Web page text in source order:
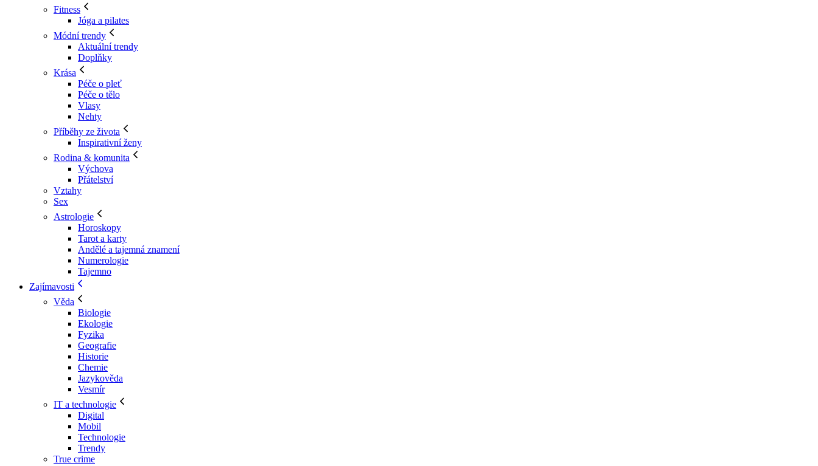
Fitness
Jóga a pilates
Módní trendy
Aktuální trendy
Doplňky
Krása
Péče o pleť
Péče o tělo
Vlasy
Nehty
Příběhy ze života
Inspirativní ženy
Rodina & komunita
Výchova
Přátelství
Vztahy
Sex
Astrologie
Horoskopy
Tarot a karty
Andělé a tajemná znamení
Numerologie
Tajemno
Zajímavosti
Věda
Biologie
Ekologie
Fyzika
Geografie
Historie
Chemie
Jazykověda
Vesmír
IT a technologie
Digital
Mobil
Technologie
Trendy
True crime